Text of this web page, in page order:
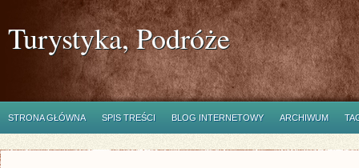
Turystyka, Podróże
STRONA GŁÓWNA SPIS TREŚCI BLOG INTERNETOWY ARCHIWUM